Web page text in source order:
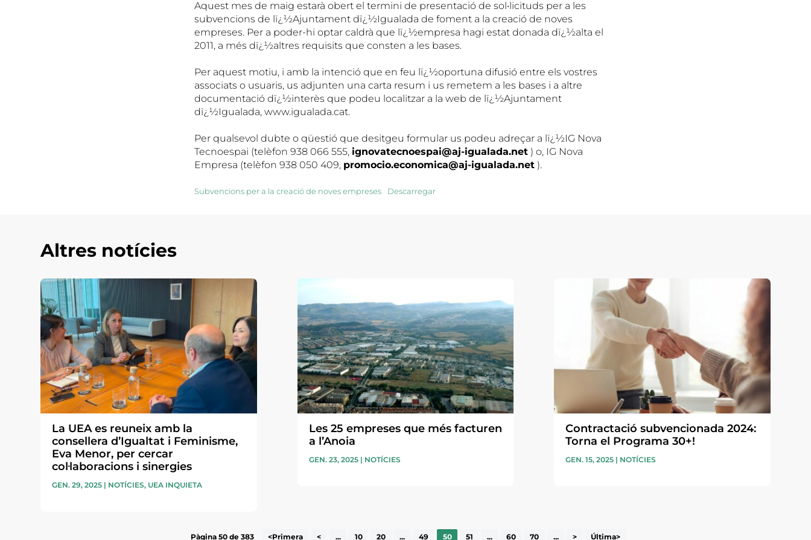
Aquest mes de maig estarà obert el termini de presentació de sol•licituds per a les
subvencions de lï¿½Ajuntament dï¿½Igualada de foment a la creació de noves
empreses. Per a poder-hi optar caldrà que lï¿½empresa hagi estat donada dï¿½alta el
2011, a més dï¿½altres requisits que consten a les bases.
Per aquest motiu, i amb la intenció que en feu lï¿½oportuna difusió entre els vostres
associats o usuaris, us adjunten una carta resum i us remetem a les bases i a altre
documentació dï¿½interès que podeu localitzar a la web de lï¿½Ajuntament
dï¿½Igualada, www.igualada.cat.
Per qualsevol dubte o qüestió que desitgeu formular us podeu adreçar a lï¿½IG Nova
Tecnoespai (telèfon 938 066 555, ignovatecnoespai@aj-igualada.net ) o, IG Nova
Empresa (telèfon 938 050 409, promocio.economica@aj-igualada.net ).
Subvencions per a la creació de noves empreses Descarregar
Altres notícies
La UEA es reuneix amb la
consellera d’Igualtat i Feminisme,
Eva Menor, per cercar
col·laboracions i sinergies
GEN. 29, 2025 | NOTÍCIES, UEA INQUIETA
Les 25 empreses que més facturen
a l’Anoia
GEN. 23, 2025| NOTÍCIES
Contractació subvencionada 2024:
Torna el Programa 30+!
GEN. 15, 2025| NOTÍCIES
Pàgina 50 de 383 <Primera < ... 10 20 ... 49 50 51 ... 60 70 ... > Última>